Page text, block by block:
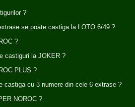
?
se poate castiga la LOTO 6/49 ?
?
castiguri la JOKER ?
PLUS ?
castiga cu 3 numere din cele 6 extrase ?
NOROC ?